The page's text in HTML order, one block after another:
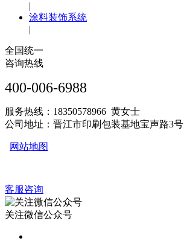
|
涂料装饰系统
|
全国统一
咨询热线
400-006-6988
服务热线：18350578966 黄女士
公司地址：晋江市印刷包装基地宝声路3号
网站地图
客服咨询
关注微信公众号